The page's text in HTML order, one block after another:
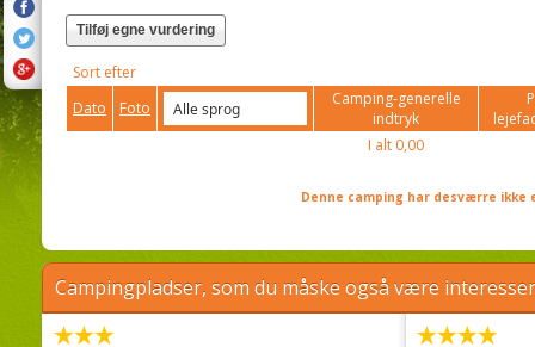
Tilføj egne vurdering
Sort efter
Dato
Foto
Camping-generelle
indtryk
I alt 0,00
Denne camping har desværre
Campingpladser, som du måske også være